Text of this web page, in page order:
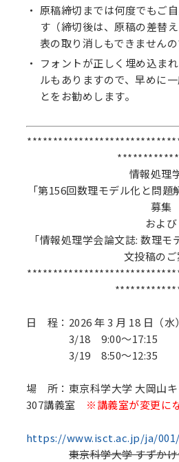
原稿締切までは何度でもご
す（締切後は、原稿の差替
表の取り消しもできません
フォントが正しく埋め込ま
ルもありますので、早めに
とをお勧めします。
情報処理
「第156回数理モデル化と問
募集
および
「情報処理学会論文誌: 数理
文投稿の
日 程：2026 年 3 月 18 日（水
3/18 9:00～17:15
3/19 8:50～12:35
場 所：東京科学大学 大岡山キ
307講義室 ※講義室が変更に
https://www.isct.ac.jp/ja/
東京科学大学 すずか